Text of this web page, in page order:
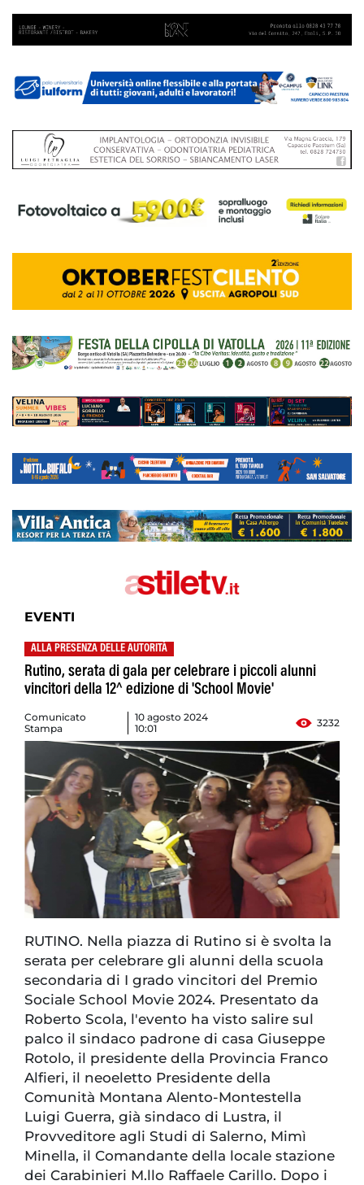
EVENTI
ALLA PRESENZA DELLE AUTORITÀ
Rutino, serata di gala per celebrare i piccoli alunni
vincitori della 12^ edizione di 'School Movie'
Comunicato
Stampa
10 agosto 2024
10:01
3232
RUTINO. Nella piazza di Rutino si è svolta la
serata per celebrare gli alunni della scuola
secondaria di I grado vincitori del Premio
Sociale School Movie 2024. Presentato da
Roberto Scola, l'evento ha visto salire sul
palco il sindaco padrone di casa Giuseppe
Rotolo, il presidente della Provincia Franco
Alfieri, il neoeletto Presidente della
Comunità Montana Alento-Montestella
Luigi Guerra, già sindaco di Lustra, il
Provveditore agli Studi di Salerno, Mimì
Minella, il Comandante della locale stazione
dei Carabinieri M.llo Raffaele Carillo. Dopo i